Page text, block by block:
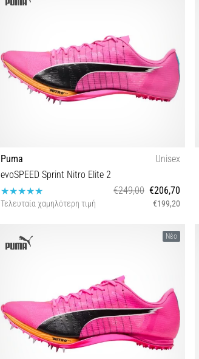
Puma
Unisex
evoSPEED Sprint Nitro Elite 2
€249,00 €206,70
Τελευταία χαμηλότερη τιμή €199,20
Νέο